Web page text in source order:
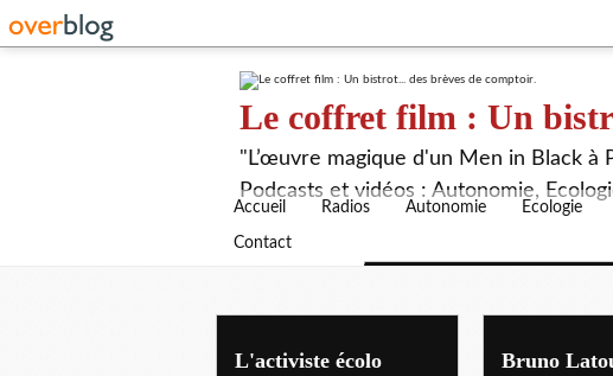
Le coffret film : Un
"L’œuvre magique d'un Men in Black à
Podcasts et vidéos : Autonomie,
Accueil Radios Autonomie Ecologie
Contact
L'activiste écolo
Bruno